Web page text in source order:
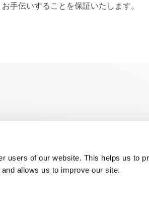
users of our website. This helps us to
allows us to improve our site.
手伝いすることを保証いたします。